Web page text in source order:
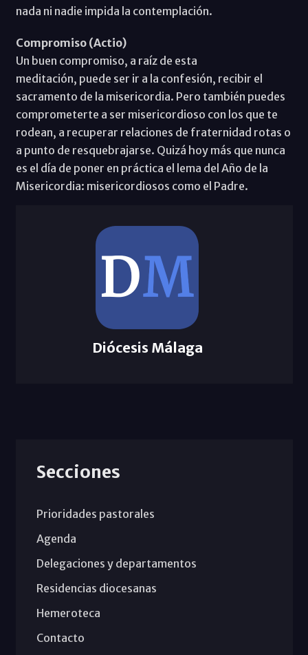
nada ni nadie impida la contemplación.
Compromiso (Actio)
Un buen compromiso, a raíz de esta
meditación, puede ser ir a la confesión, recibir el
sacramento de la misericordia. Pero también puedes
comprometerte a ser misericordioso con los que te
rodean, a recuperar relaciones de fraternidad rotas o
a punto de resquebrajarse. Quizá hoy más que nunca
es el día de poner en práctica el lema del Año de la
Misericordia: misericordiosos como el Padre.
Diócesis Málaga
Secciones
Prioridades pastorales
Agenda
Delegaciones y departamentos
Residencias diocesanas
Hemeroteca
Contacto